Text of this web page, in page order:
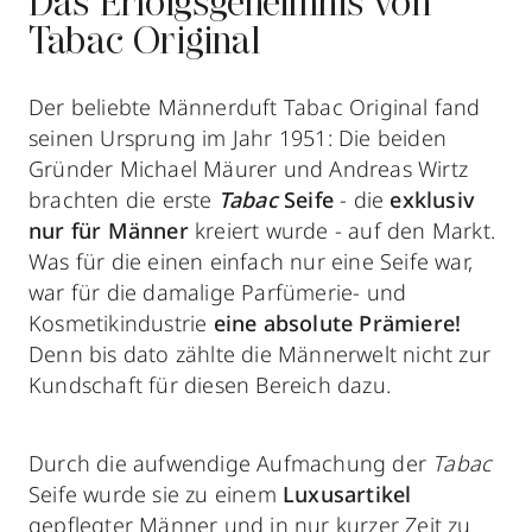
Tabac Original
Der beliebte Männerduft Tabac Original fand
seinen Ursprung im Jahr 1951: Die beiden
Gründer Michael Mäurer und Andreas Wirtz
brachten die erste TabacSeife- die exklusiv
nur für Männer kreiert wurde - auf den Markt.
Was für die einen einfach nur eine Seife war,
war für die damalige Parfümerie- und
Kosmetikindustrie eine absolute Prämiere!
Denn bis dato zählte die Männerwelt nicht zur
Kundschaft für diesen Bereich dazu.
Durch die aufwendige Aufmachung der Tabac
Seife wurde sie zu einem Luxusartikel
gepflegter Männer und in nur kurzer Zeit zu